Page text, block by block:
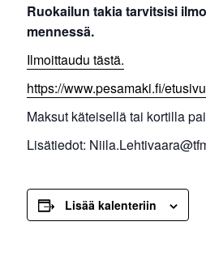
Ruokailun takia tarvitsisi
mennessä.
Ilmoittaudu tästä.
https://www.pesamaki.fi/
Maksut käteisellä tai kortilla
Lisätiedot:
Lisää kalenteriin